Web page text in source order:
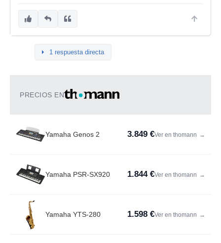
1 respuesta directa
PRECIOS EN
Yamaha Genos 2 3.849 €Ver en thomann →
Yamaha PSR-SX920 1.844 €Ver en thomann →
Yamaha YTS-280 1.598 €Ver en thomann →